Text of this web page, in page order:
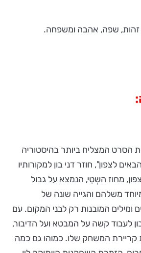
זהות, שפה, אהבה ומשפחה.
הסרט המצליח ביותר בהיסטוריה
לצפון", חוזר דני בון למקורותיו
מחוז השְטִי, הנמצא על גבול
משלהם והגייה שונה של
ומילים המובנות רק לבני המקום. עם
לעבוד קשה על המבטא ועל הדיבור,
קריירת המשחק שלו. כמוהו גם כמה